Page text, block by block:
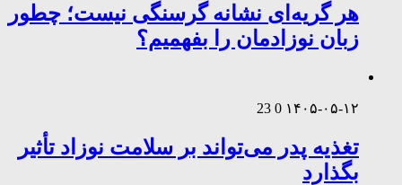
هر گریه‌ای نشانه گرسنگی نیست؛ چطور
زبان نوزادمان را بفهمیم؟
۱۴۰۵-۰۵-۱۲ 0
23
تغذیه پدر می‌تواند بر سلامت نوزاد تأثیر
بگذارد